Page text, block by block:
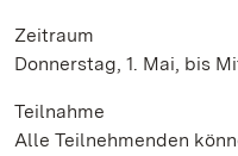
Zeitraum
Donnerstag, 1. Mai, bis
Teilnahme
Alle Teilnehmenden